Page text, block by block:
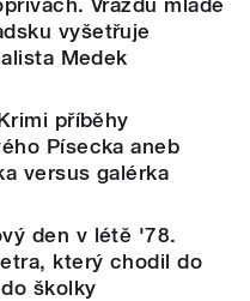
vyšetřuje
Medek
příběhy
Písecka aneb
versus galérka
den v létě '78.
který chodil do
školky